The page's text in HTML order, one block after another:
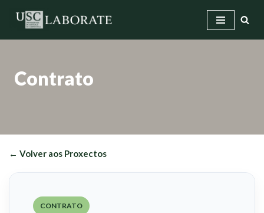
Saltar
Contrato
← Volver aos Proxectos
CONTRATO